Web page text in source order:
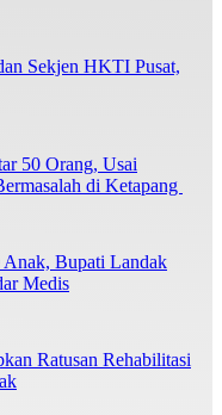
Sekjen HKTI Pusat,
50 Orang, Usai
di Ketapang
Anak, Bupati Landak
Medis
Ratusan Rehabilitasi